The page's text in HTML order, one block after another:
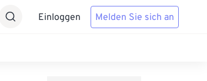
Einloggen Melden Sie sich an